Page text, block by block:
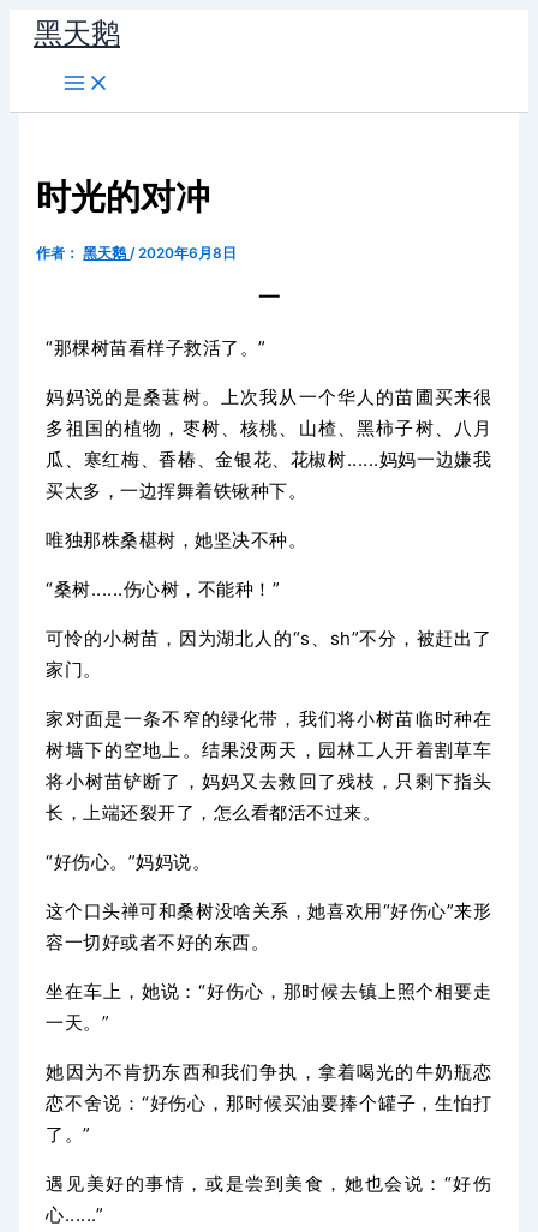
容
黑天鹅
时光的对冲
作者： 黑天鹅/2020年6月8日
一
“那棵树苗看样子救活了。”
妈妈说的是桑葚树。 上次我从一个华人的苗圃买来很
多祖国的植物， 枣树、核桃、山楂、黑柿子树、八月
瓜、寒红梅、香椿、金银花、花椒树......妈妈一边嫌我
买太多，一边挥舞着铁锹种下。
唯独那株桑椹树，她坚决不种。
“桑树......伤心树，不能种！”
可怜的小树苗，因为湖北人的“s、sh”不分，被赶出了
家门。
家对面是一条不窄的绿化带，我们将小树苗临时种在
树墙下的空地上。结果没两天，园林工人开着割草车
将小树苗铲断了，妈妈又去救回了残枝，只剩下指头
长，上端还裂开了，怎么看都活不过来。
“好伤心。”妈妈说。
这个口头禅可和桑树没啥关系，她喜欢用“好伤心”来形
容一切好或者不好的东西。
坐在车上，她说：“好伤心，那时候去镇上照个相要走
一天。”
她因为不肯扔东西和我们争执，拿着喝光的牛奶瓶恋
恋不舍说：“好伤心，那时候买油要捧个罐子，生怕打
了。”
遇见美好的事情，或是尝到美食，她也会说：“好伤
心......”